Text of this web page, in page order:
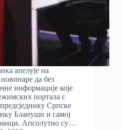
апелује на
да без
информације које
портала с
Српске
Блануши и самој
Апсолутно су…